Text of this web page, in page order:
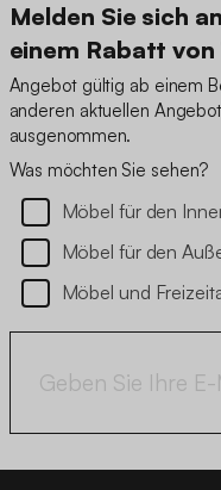
Melden Sie sich
einem Rabatt von
Angebot gültig ab einem
anderen aktuellen
ausgenommen.
Was möchten Sie sehen?
Möbel für den
Möbel für den
Möbel und